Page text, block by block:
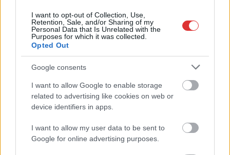
I want to opt-out of Collection, Use,
Retention, Sale, and/or Sharing of my
Personal Data that Is Unrelated with the
Purposes for which it was collected.
Opted Out
Google consents
I want to allow Google to enable storage
related to advertising like cookies on web or
device identifiers in apps.
I want to allow my user data to be sent to
Google for online advertising purposes.